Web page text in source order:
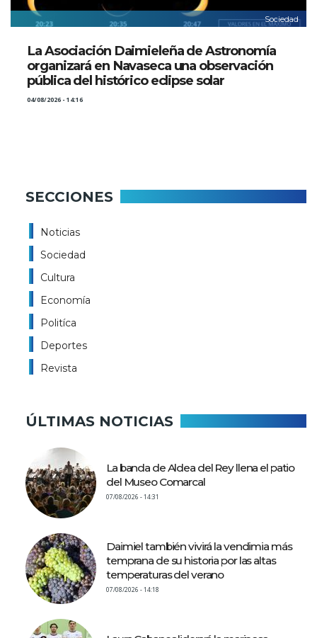
Sociedad
La Asociación Daimieleña de Astronomía
organizará en Navaseca una observación
pública del histórico eclipse solar
04/08/2026 - 14:16
SECCIONES
Noticias
Sociedad
Cultura
Economía
Politíca
Deportes
Revista
ÚLTIMAS NOTICIAS
La banda de Aldea del Rey llena el patio
del Museo Comarcal
07/08/2026 - 14:31
Daimiel también vivirá la vendimia más
temprana de su historia por las altas
temperaturas del verano
07/08/2026 - 14:18